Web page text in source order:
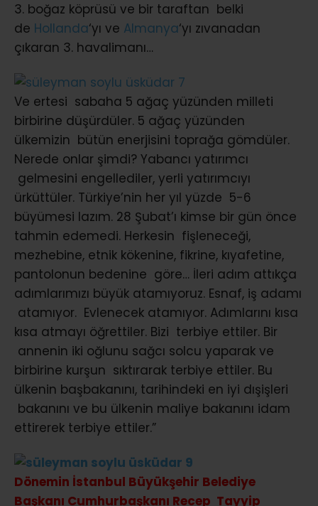
3. boğaz köprüsü ve bir taraftan belki
de Hollanda‘yı ve Almanya‘yı zıvanadan
çıkaran 3. havalimanı…
Ve ertesi sabaha 5 ağaç yüzünden milleti
birbirine düşürdüler. 5 ağaç yüzünden
ülkemizin bütün enerjisini toprağa gömdüler.
Nerede onlar şimdi? Yabancı yatırımcı
gelmesini engellediler, yerli yatırımcıyı
ürküttüler. Türkiye’nin her yıl yüzde 5-6
büyümesi lazım. 28 Şubat’ı kimse bir gün önce
tahmin edemedi. Herkesin fişleneceği,
mezhebine, etnik kökenine, fikrine, kıyafetine,
pantolonun bedenine göre… İleri adım attıkça
adımlarımızı büyük atamıyoruz. Esnaf, iş adamı
atamıyor. Evlenecek atamıyor. Adımlarını kısa
kısa atmayı öğrettiler. Bizi terbiye ettiler. Bir
annenin iki oğlunu sağcı solcu yaparak ve
birbirine kurşun sıktırarak terbiye ettiler. Bu
ülkenin başbakanını, tarihindeki en iyi dışişleri
bakanını ve bu ülkenin maliye bakanını idam
ettirerek terbiye ettiler.”
Dönemin İstanbul Büyükşehir Belediye
Başkanı Cumhurbaşkanı Recep Tayyip